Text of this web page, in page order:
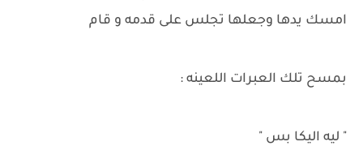
امسك يدها وجعلها تجلس على قدمه و قام
بمسح تلك العبرات اللعينه :
" ليه اليكا بس "